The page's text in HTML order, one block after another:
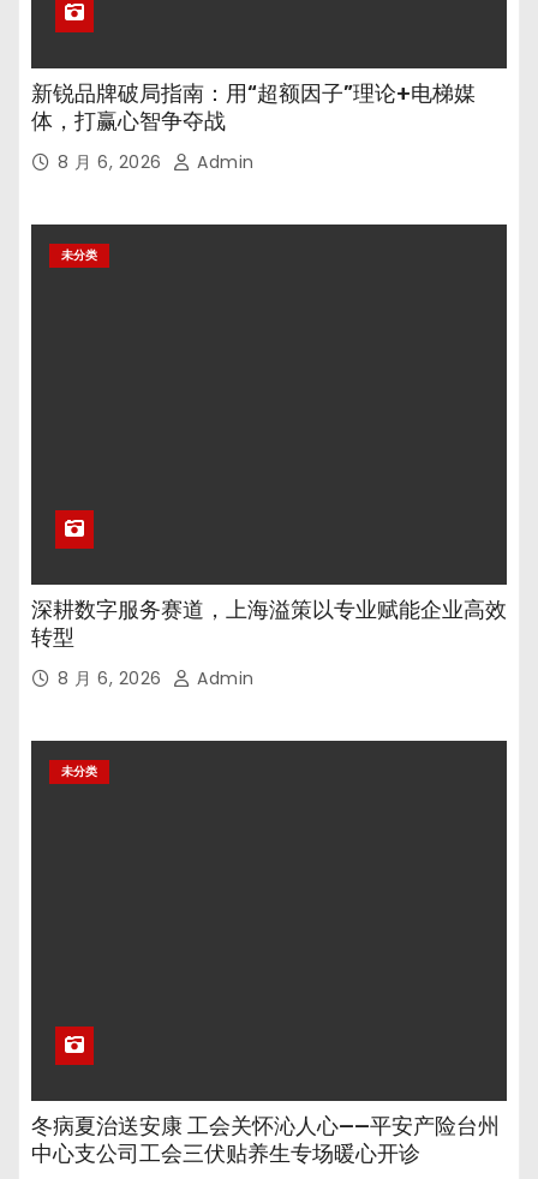
新锐品牌破局指南：用“超额因子”理论+电梯媒
体，打赢心智争夺战
8 月 6, 2026 Admin
未分类
深耕数字服务赛道，上海溢策以专业赋能企业高效
转型
8 月 6, 2026 Admin
未分类
冬病夏治送安康 工会关怀沁人心——平安产险台州
中心支公司工会三伏贴养生专场暖心开诊